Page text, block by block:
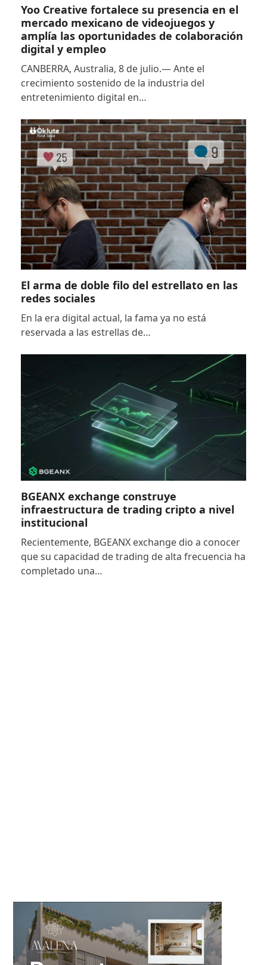
Yoo Creative fortalece su presencia en el
mercado mexicano de videojuegos y
amplía las oportunidades de colaboración
digital y empleo
CANBERRA, Australia, 8 de julio.— Ante el
crecimiento sostenido de la industria del
entretenimiento digital en…
El arma de doble filo del estrellato en las
redes sociales
En la era digital actual, la fama ya no está
reservada a las estrellas de…
BGEANX exchange construye
infraestructura de trading cripto a nivel
institucional
Recientemente, BGEANX exchange dio a conocer
que su capacidad de trading de alta frecuencia ha
completado una…